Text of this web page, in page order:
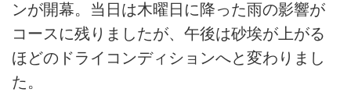
ンが開幕。当日は木曜日に降った雨の影響が
コースに残りましたが、午後は砂埃が上がる
ほどのドライコンディションへと変わりまし
た。